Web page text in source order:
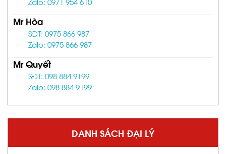
Mr Hòa
SĐT: 0975 866 987
Zalo: 0975 866 987
Mr Quyết
SĐT: 098 884 9199
Zalo: 098 884 9199
DANH SÁCH ĐẠI LÝ